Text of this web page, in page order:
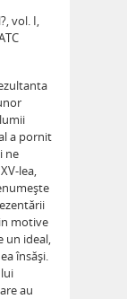
vol. I,
a pornit
ne
lea,
motive
un ideal,
însăși.
au